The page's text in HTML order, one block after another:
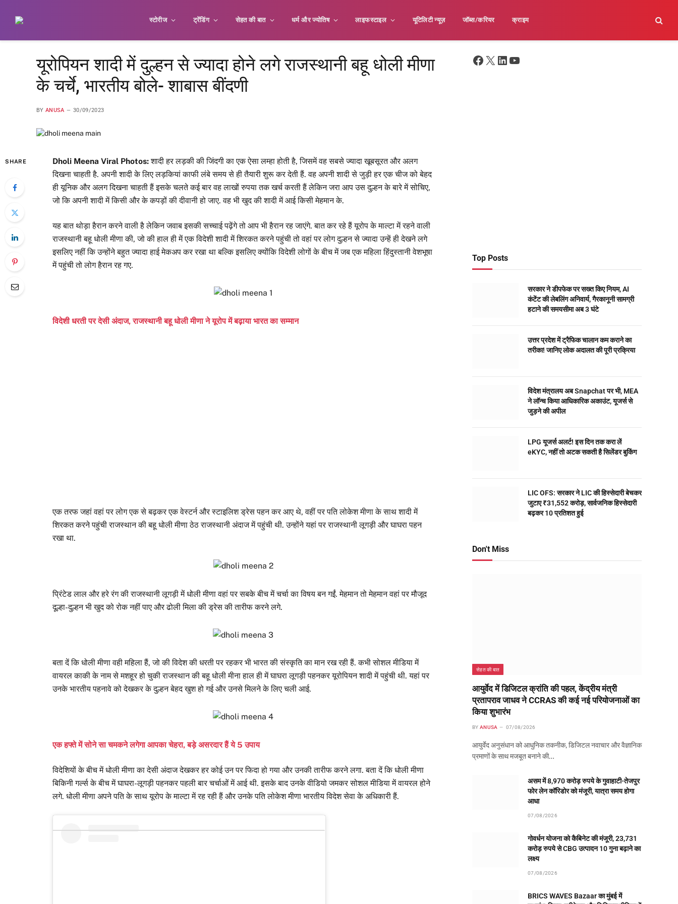
स्टोरीज ट्रेंडिंग सेहत की बात धर्म और ज्योतिष लाइफस्टाइल यूटिलिटी न्यूज़ जॉब्स/करियर क्राइम
यूरोपियन शादी में दुल्हन से ज्यादा होने लगे राजस्थानी बहू धोली मीणा
के चर्चे, भारतीय बोले- शाबास बींदणी
BY ANUSA 30/09/2023
SHARE Dholi Meena Viral Photos:शादी हर लड़की की जिंदगी का एक ऐसा लम्हा होती है, जिसमें वह सबसे ज्यादा खूबसूरत और अलग
दिखना चाहती है. अपनी शादी के लिए लड़कियां काफी लंबे समय से ही तैयारी शुरू कर देती हैं. वह अपनी शादी से जुड़ी हर एक चीज को बेहद
ही यूनिक और अलग दिखना चाहती हैं इसके चलते कई बार वह लाखों रुपया तक खर्च करती हैं लेकिन जरा आप उस दुल्हन के बारे में सोचिए,
जो कि अपनी शादी में किसी और के कपड़ों की दीवानी हो जाए. वह भी खुद की शादी में आई किसी मेहमान के.
यह बात थोड़ा हैरान करने वाली है लेकिन जवाब इसकी सच्चाई पढ़ेंगे तो आप भी हैरान रह जाएंगे. बात कर रहे हैं यूरोप के माल्टा में रहने वाली
राजस्थानी बहू धोली मीणा की, जो की हाल ही में एक विदेशी शादी में शिरकत करने पहुंची तो वहां पर लोग दुल्हन से ज्यादा उन्हें ही देखने लगे
इसलिए नहीं कि उन्होंने बहुत ज्यादा हाई मेकअप कर रखा था बल्कि इसलिए क्योंकि विदेशी लोगों के बीच में जब एक महिला हिंदुस्तानी वेशभूषा
में पहुंची तो लोग हैरान रह गए.
विदेशी धरती पर देसी अंदाज, राजस्थानी बहू धोली मीणा ने यूरोप में बढ़ाया भारत का सम्मान
एक तरफ जहां वहां पर लोग एक से बढ़कर एक वेस्टर्न और स्टाइलिश ड्रेस पहन कर आए थे, वहीं पर पति लोकेश मीणा के साथ शादी में
शिरकत करने पहुंची राजस्थान की बहू धोली मीणा ठेठ राजस्थानी अंदाज में पहुंची थी. उन्होंने यहां पर राजस्थानी लूगड़ी और घाघरा पहन
रखा था.
प्रिंटेड लाल और हरे रंग की राजस्थानी लूगड़ी में धोली मीणा वहां पर सबके बीच में चर्चा का विषय बन गईं. मेहमान तो मेहमान वहां पर मौजूद
दूल्हा-दुल्हन भी खुद को रोक नहीं पाए और ढोली मिला की ड्रेस की तारीफ करने लगे.
बता दें कि धोली मीणा वही महिला हैं, जो की विदेश की धरती पर रहकर भी भारत की संस्कृति का मान रख रही हैं. कभी सोशल मीडिया में
वायरल काकी के नाम से मशहूर हो चुकी राजस्थान की बहू धोली मीना हाल ही में घाघरा लूगड़ी पहनकर यूरोपियन शादी में पहुंची थी. यहां पर
उनके भारतीय पहनावे को देखकर के दुल्हन बेहद खुश हो गई और उनसे मिलने के लिए चली आई.
एक हफ्ते में सोने सा चमकने लगेगा आपका चेहरा, बड़े असरदार हैं ये 5 उपाय
विदेशियों के बीच में धोली मीणा का देसी अंदाज देखकर हर कोई उन पर फिदा हो गया और उनकी तारीफ करने लगा. बता दें कि धोली मीणा
बिकिनी गर्ल्स के बीच में घाघरा-लूगड़ी पहनकर पहली बार चर्चाओं में आई थी. इसके बाद उनके वीडियो जमकर सोशल मीडिया में वायरल होने
लगे. धोली मीणा अपने पति के साथ यूरोप के माल्टा में रह रही हैं और उनके पति लोकेश मीणा भारतीय विदेश सेवा के अधिकारी हैं.
Facebook
X LinkedIn
YouTube
Top Posts
सरकार ने डीपफेक पर सख्त किए नियम, AI
कंटेंट की लेबलिंग अनिवार्य, गैरकानूनी सामग्री
हटाने की समयसीमा अब 3 घंटे
उत्तर प्रदेश में ट्रैफिक चालान कम कराने का
तरीका! जानिए लोक अदालत की पूरी प्रक्रिया
विदेश मंत्रालय अब Snapchat पर भी, MEA
ने लॉन्च किया आधिकारिक अकाउंट, यूजर्स से
जुड़ने की अपील
LPG यूजर्स अलर्ट! इस दिन तक करा लें
eKYC, नहीं तो अटक सकती है सिलेंडर बुकिंग
LIC OFS: सरकार ने LIC की हिस्सेदारी बेचकर
जुटाए ₹31,552 करोड़, सार्वजनिक हिस्सेदारी
बढ़कर 10 प्रतिशत हुई
Don't Miss
सेहत की बात
आयुर्वेद में डिजिटल क्रांति की पहल, केंद्रीय मंत्री
प्रतापराव जाधव ने CCRAS की कई नई परियोजनाओं का
किया शुभारंभ
BY ANUSA 07/08/2026
आयुर्वेद अनुसंधान को आधुनिक तकनीक, डिजिटल नवाचार और वैज्ञानिक
प्रमाणों के साथ मजबूत बनाने की…
असम में 8,970 करोड़ रुपये के गुवाहाटी-तेजपुर
फोर लेन कॉरिडोर को मंजूरी, यात्रा समय होगा
आधा
07/08/2026
गोवर्धन योजना को कैबिनेट की मंजूरी, 23,731
करोड़ रुपये से CBG उत्पादन 10 गुना बढ़ाने का
लक्ष्य
07/08/2026
BRICS WAVES Bazaar का मुंबई में